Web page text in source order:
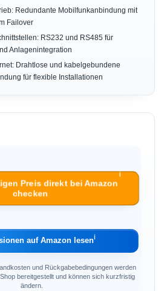
Redundante Mobilfunkanbindung mit
Failover
RS232 und RS485 für
Anlagenintegration
Drahtlose und kabelgebundene
für flexible Installationen
Preis direkt bei Amazon
checken
ℹ︎
auf Amazon lesenℹ︎
und Rückgabebedingungen werden
bereitgestellt und können sich kurzfristig
ändern.